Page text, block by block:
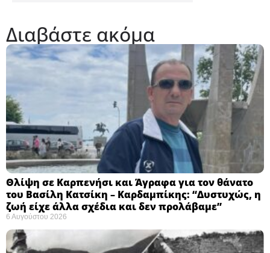
Διαβάστε ακόμα
Θλίψη σε Καρπενήσι και Άγραφα για τον θάνατο
του Βασίλη Κατσίκη – Καρδαμπίκης: “Δυστυχώς, η
ζωή είχε άλλα σχέδια και δεν προλάβαμε”
6 Αυγούστου 2026